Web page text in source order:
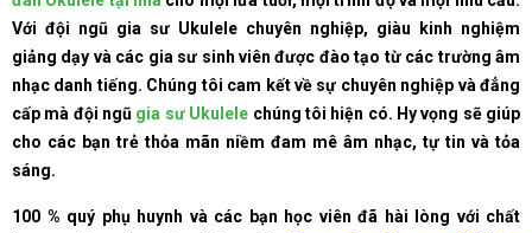
Với đội ngũ gia sư Ukulele chuyên nghiệp, giàu kinh nghiệm
giảng dạy và các gia sư sinh viên được đào tạo từ các trường âm
nhạc danh tiếng. Chúng tôi cam kết về sự chuyên nghiệp và đẳng
cấp mà đội ngũ gia sư Ukulele chúng tôi hiện có. Hy vọng sẽ giúp
cho các bạn trẻ thỏa mãn niềm đam mê âm nhạc, tự tin và tỏa
sáng.
100 % quý phụ huynh và các bạn học viên đã hài lòng với chất